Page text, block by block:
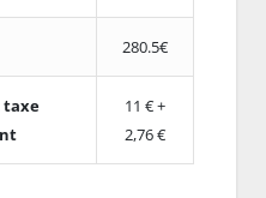
280.5€
taxe
11 € +
2,76 €